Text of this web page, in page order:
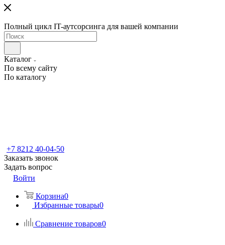
Полный цикл IT-аутсорсинга для вашей компании
Каталог
По всему сайту
По каталогу
+7 8212 40-04-50
Заказать звонок
Задать вопрос
Войти
Корзина0
Избранные товары0
Сравнение товаров0